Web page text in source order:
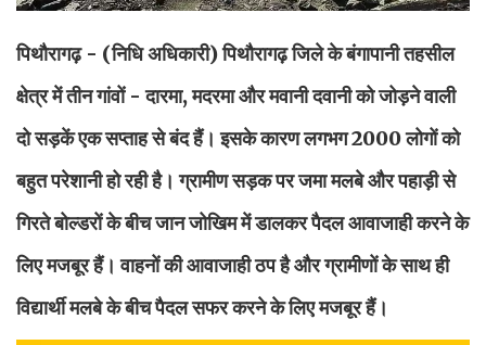
पिथौरागढ़ - (निधि अधिकारी)पिथौरागढ़ जिले के बंगापानी तहसील
क्षेत्र में तीन गांवों - दारमा, मदरमा और मवानी दवानी को जोड़ने वाली
दो सड़कें एक सप्ताह से बंद हैं। इसके कारण लगभग 2000 लोगों को
बहुत परेशानी हो रही है। ग्रामीण सड़क पर जमा मलबे और पहाड़ी से
गिरते बोल्डरों के बीच जान जोखिम में डालकर पैदल आवाजाही करने के
लिए मजबूर हैं। वाहनों की आवाजाही ठप है और ग्रामीणों के साथ ही
विद्यार्थी मलबे के बीच पैदल सफर करने के लिए मजबूर हैं।